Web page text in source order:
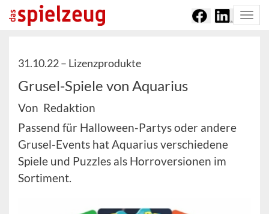
31.10.22 – Lizenzprodukte
Grusel-Spiele von Aquarius
Von Redaktion
Passend für Halloween-Partys oder andere
Grusel-Events hat Aquarius verschiedene
Spiele und Puzzles als Horroversionen im
Sortiment.